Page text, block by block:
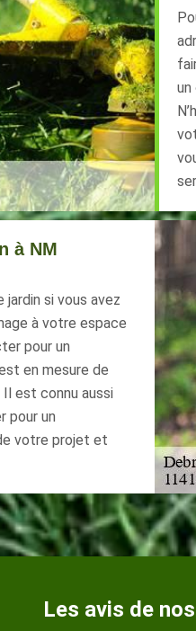
un
à NM
si vous avez
à votre espace
pour un
en mesure de
Il est connu aussi
pour un
votre projet et
Les avis de